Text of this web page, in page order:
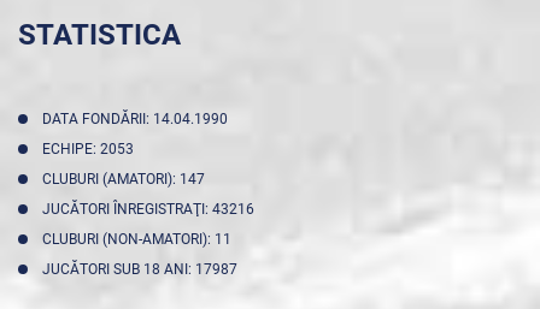
STATISTICA
DATA FONDĂRII: 14.04.1990
ECHIPE: 2053
CLUBURI (AMATORI): 147
JUCĂTORI ÎNREGISTRAŢI: 43216
CLUBURI (NON-AMATORI): 11
JUCĂTORI SUB 18 ANI: 17987